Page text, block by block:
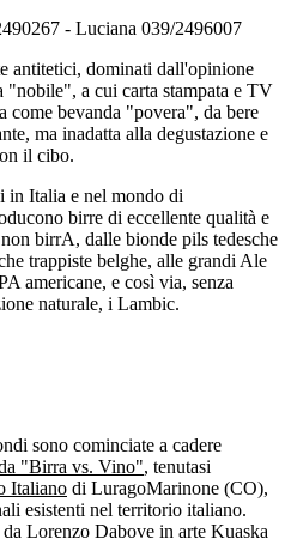
- Luciana 039/2496007
antitetici, dominati dall'opinione
"nobile", a cui carta stampata e TV
come bevanda "povera", da bere
ma inadatta alla degustazione e
il cibo.
in Italia e nel mondo di
birre di eccellente qualità e
birrA, dalle bionde pils tedesche
trappiste belghe, alle grandi Ale
americane, e così via, senza
naturale, i Lambic.
sono cominciate a cadere
"Birra vs. Vino", tenutasi
Italiano di LuragoMarinone (CO),
esistenti nel territorio italiano.
Lorenzo Dabove in arte Kuaska